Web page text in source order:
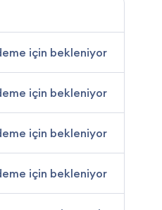
için bekleniyor
için bekleniyor
için bekleniyor
için bekleniyor